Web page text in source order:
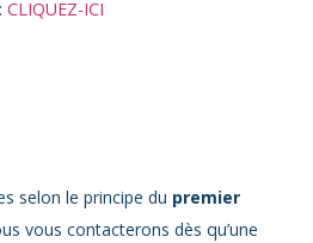
CLIQUEZ-ICI
selon le principe du premier
vous contacterons dès qu’une